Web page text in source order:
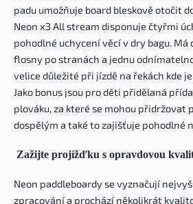
padu umožňuje board bleskově otočit
Neon x3 All stream disponuje čtyřmi
pohodlné uchycení věcí v dry bagu. Má
flosny po stranách a jednu
velice důležité při jízdě na řekách kde
Jako bonus jsou pro děti přidělaná
plováku, za které se mohou přidržovat
dospělým a také to zajišťuje pohodlné
Zažijte projížďku s opravdovou
Neon paddleboardy se vyznačují
zpracování a prochází několikrát